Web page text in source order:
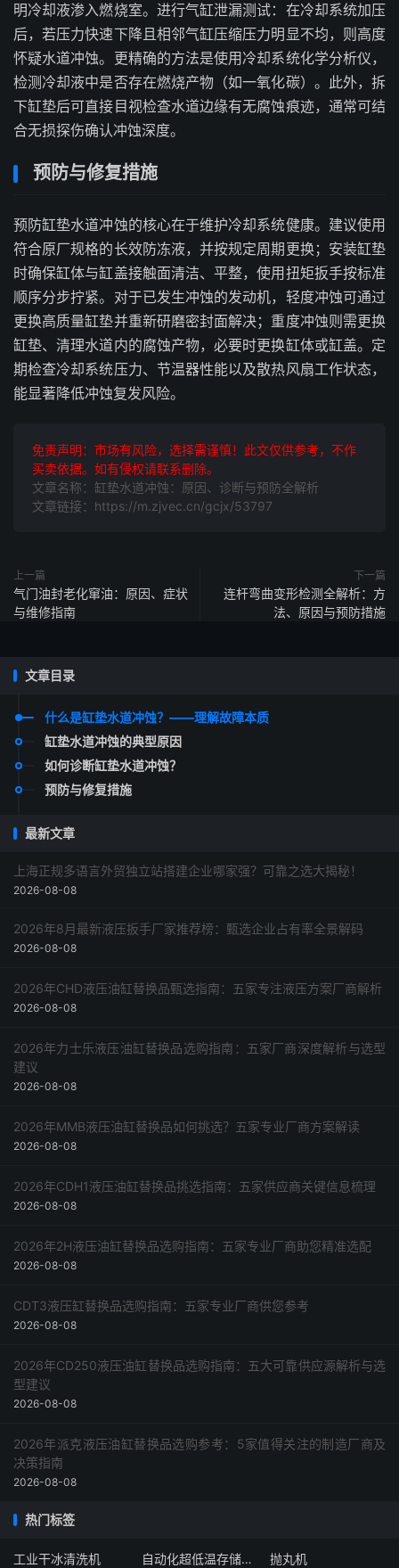
明冷却液渗入燃烧室。进行气缸泄漏测试：在冷却系统加压
后，若压力快速下降且相邻气缸压缩压力明显不均，则高度
怀疑水道冲蚀。更精确的方法是使用冷却系统化学分析仪，
检测冷却液中是否存在燃烧产物（如一氧化碳）。此外，拆
下缸垫后可直接目视检查水道边缘有无腐蚀痕迹，通常可结
合无损探伤确认冲蚀深度。
预防与修复措施
预防缸垫水道冲蚀的核心在于维护冷却系统健康。建议使用
符合原厂规格的长效防冻液，并按规定周期更换；安装缸垫
时确保缸体与缸盖接触面清洁、平整，使用扭矩扳手按标准
顺序分步拧紧。对于已发生冲蚀的发动机，轻度冲蚀可通过
更换高质量缸垫并重新研磨密封面解决；重度冲蚀则需更换
缸垫、清理水道内的腐蚀产物，必要时更换缸体或缸盖。定
期检查冷却系统压力、节温器性能以及散热风扇工作状态，
能显著降低冲蚀复发风险。
免责声明：市场有风险，选择需谨慎！此文仅供参考，不作
买卖依据。如有侵权请联系删除。
文章名称：缸垫水道冲蚀：原因、诊断与预防全解析
文章链接：https://m.zjvec.cn/gcjx/53797
上一篇
气门油封老化窜油：原因、症状
与维修指南
下一篇
连杆弯曲变形检测全解析：方
法、原因与预防措施
文章目录
什么是缸垫水道冲蚀？——理解故障本质
缸垫水道冲蚀的典型原因
如何诊断缸垫水道冲蚀？
预防与修复措施
最新文章
上海正规多语言外贸独立站搭建企业哪家强？可靠之选大揭秘！
2026-08-08
2026年8月最新液压扳手厂家推荐榜：甄选企业占有率全景解码
2026-08-08
2026年CHD液压油缸替换品甄选指南：五家专注液压方案厂商解析
2026-08-08
2026年力士乐液压油缸替换品选购指南：五家厂商深度解析与选型
建议
2026-08-08
2026年MMB液压油缸替换品如何挑选？五家专业厂商方案解读
2026-08-08
2026年CDH1液压油缸替换品挑选指南：五家供应商关键信息梳理
2026-08-08
2026年2H液压油缸替换品选购指南：五家专业厂商助您精准选配
2026-08-08
CDT3液压缸替换品选购指南：五家专业厂商供您参考
2026-08-08
2026年CD250液压油缸替换品选购指南：五大可靠供应源解析与选
型建议
2026-08-08
2026年派克液压油缸替换品选购参考：5家值得关注的制造厂商及
决策指南
2026-08-08
热门标签
工业干冰清洗机 自动化超低温存储系统厂家 抛丸机